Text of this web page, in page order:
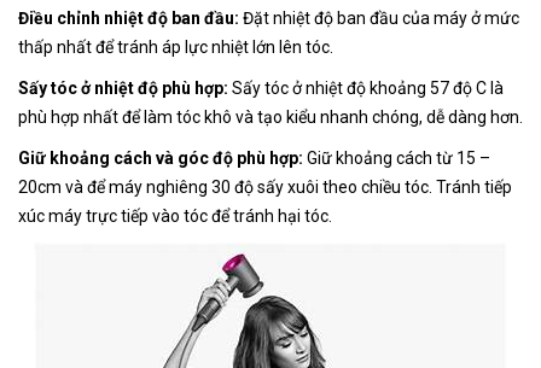
Điều chỉnh nhiệt độ ban đầu: Đặt nhiệt độ ban đầu của máy ở mức
thấp nhất để tránh áp lực nhiệt lớn lên tóc.
Sấy tóc ở nhiệt độ phù hợp: Sấy tóc ở nhiệt độ khoảng 57 độ C là
phù hợp nhất để làm tóc khô và tạo kiểu nhanh chóng, dễ dàng hơn.
Giữ khoảng cách và góc độ phù hợp: Giữ khoảng cách từ 15 –
20cm và để máy nghiêng 30 độ sấy xuôi theo chiều tóc. Tránh tiếp
xúc máy trực tiếp vào tóc để tránh hại tóc.